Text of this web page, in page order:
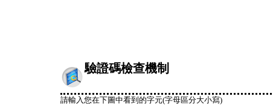
驗證碼檢查機制
請輸入您在下圖中看到的字元(字母區分大小寫)